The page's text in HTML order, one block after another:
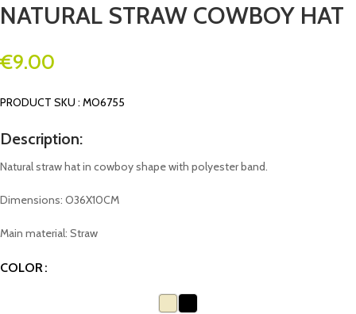
NATURAL STRAW COWBOY HAT
€9.00
PRODUCT SKU : MO6755
Description:
Natural straw hat in cowboy shape with polyester band.
Dimensions: O36X10CM
Main material: Straw
COLOR